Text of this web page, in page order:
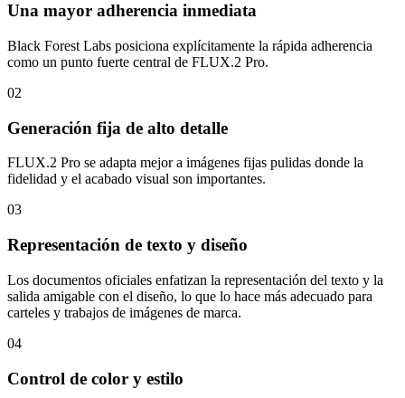
Una mayor adherencia inmediata
Black Forest Labs posiciona explícitamente la rápida adherencia
como un punto fuerte central de FLUX.2 Pro.
02
Generación fija de alto detalle
FLUX.2 Pro se adapta mejor a imágenes fijas pulidas donde la
fidelidad y el acabado visual son importantes.
03
Representación de texto y diseño
Los documentos oficiales enfatizan la representación del texto y la
salida amigable con el diseño, lo que lo hace más adecuado para
carteles y trabajos de imágenes de marca.
04
Control de color y estilo